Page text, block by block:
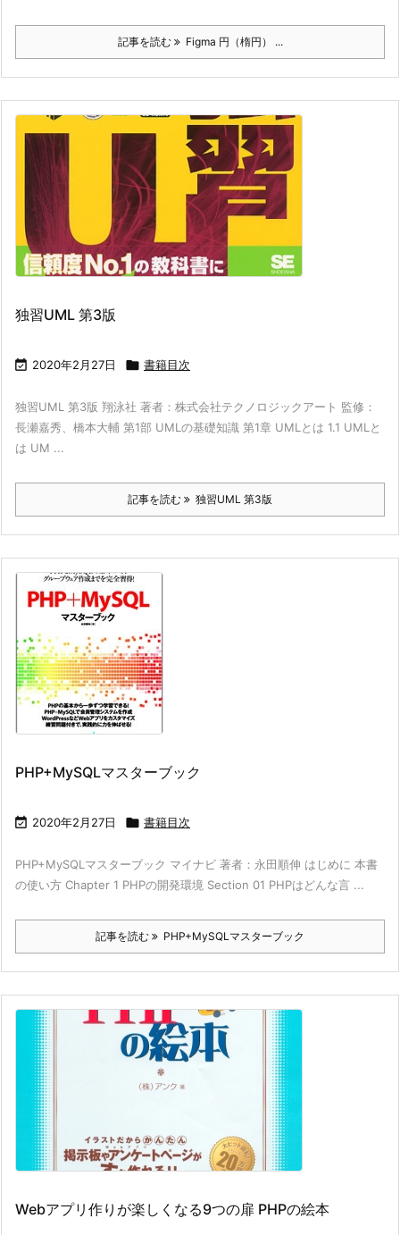
記事を読む Figma 円（楕円） ...
独習UML 第3版
 2020年2月27日  書籍目次
独習UML 第3版 翔泳社 著者：株式会社テクノロジックアート 監修：
長瀬嘉秀、橋本大輔 第1部 UMLの基礎知識 第1章 UMLとは 1.1 UMLと
は UM ...
記事を読む 独習UML 第3版
PHP+MySQLマスターブック
 2020年2月27日  書籍目次
PHP+MySQLマスターブック マイナビ 著者：永田順伸 はじめに 本書
の使い方 Chapter 1 PHPの開発環境 Section 01 PHPはどんな言 ...
記事を読む PHP+MySQLマスターブック
Webアプリ作りが楽しくなる9つの扉 PHPの絵本